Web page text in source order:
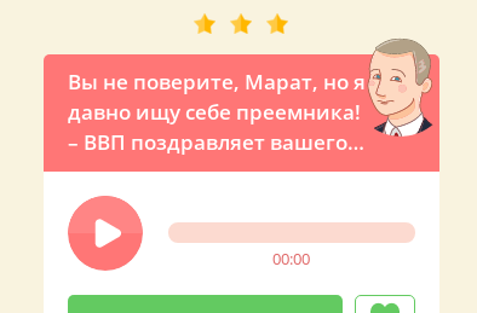
Вы не поверите, Марат, но я
давно ищу себе преемника!
– ВВП поздравляет вашего
друга по телефону
00:00